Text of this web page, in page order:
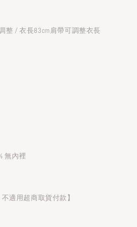
整 / 衣長83cm肩帶可調整衣長
無內裡
適用超商取貨付款】